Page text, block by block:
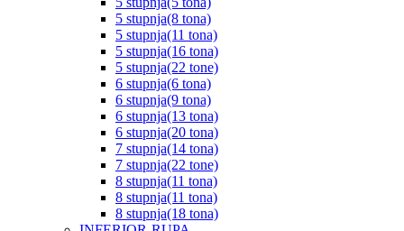
5 stupnja(8 tona)
5 stupnja(11 tona)
5 stupnja(16 tona)
5 stupnja(22 tone)
6 stupnja(6 tona)
6 stupnja(9 tona)
6 stupnja(13 tona)
6 stupnja(20 tona)
7 stupnja(14 tona)
7 stupnja(22 tone)
8 stupnja(11 tona)
8 stupnja(11 tona)
8 stupnja(18 tona)